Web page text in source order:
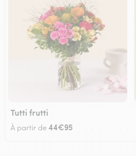
Tutti frutti
À partir de44€95